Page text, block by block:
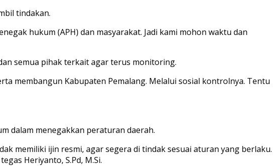
tindakan.
hukum (APH) dan masyarakat. Jadi kami mohon waktu dan
semua pihak terkait agar terus monitoring.
membangun Kabupaten Pemalang. Melalui sosial kontrolnya. Tentu
dalam menegakkan peraturan daerah.
memiliki ijin resmi, agar segera di tindak sesuai aturan yang berlaku.
Heriyanto, S.Pd, M.Si.